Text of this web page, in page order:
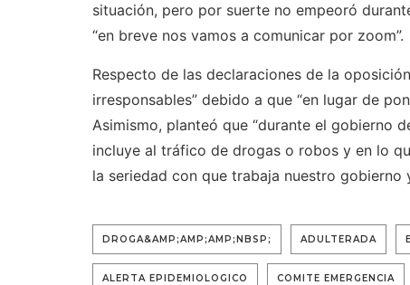
situación, pero por suerte no empeoró
“en breve nos vamos a comunicar por zoom”.
Respecto de las declaraciones de la
irresponsables” debido a que “en lugar de
Asimismo, planteó que “durante el gobierno
incluye al tráfico de drogas o robos y en lo
la seriedad con que trabaja nuestro
DROGA&AMP;AMP;AMP;NBSP; ADULTERADA
ALERTA EPIDEMIOLOGICO COMITE EMERGENCIA